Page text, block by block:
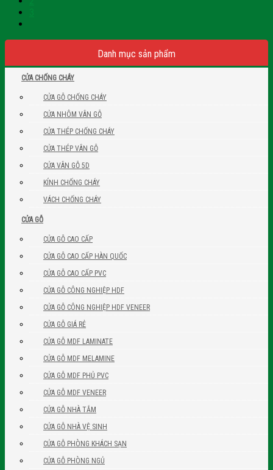
Danh mục sản phẩm
CỬA CHỐNG CHÁY
CỬA GỖ CHỐNG CHÁY
CỬA NHÔM VÂN GỖ
CỬA THÉP CHỐNG CHÁY
CỬA THÉP VÂN GỖ
CỬA VÂN GỖ 5D
KÍNH CHỐNG CHÁY
VÁCH CHỐNG CHÁY
CỬA GỖ
CỬA GỖ CAO CẤP
CỬA GỖ CAO CẤP HÀN QUỐC
CỬA GỖ CAO CẤP PVC
CỬA GỖ CÔNG NGHIỆP HDF
CỬA GỖ CÔNG NGHIỆP HDF VENEER
CỬA GỖ GIÁ RẺ
CỬA GỖ MDF LAMINATE
CỬA GỖ MDF MELAMINE
CỬA GỖ MDF PHỦ PVC
CỬA GỖ MDF VENEER
CỬA GỖ NHÀ TẮM
CỬA GỖ NHÀ VỆ SINH
CỬA GỖ PHÒNG KHÁCH SẠN
CỬA GỖ PHÒNG NGỦ